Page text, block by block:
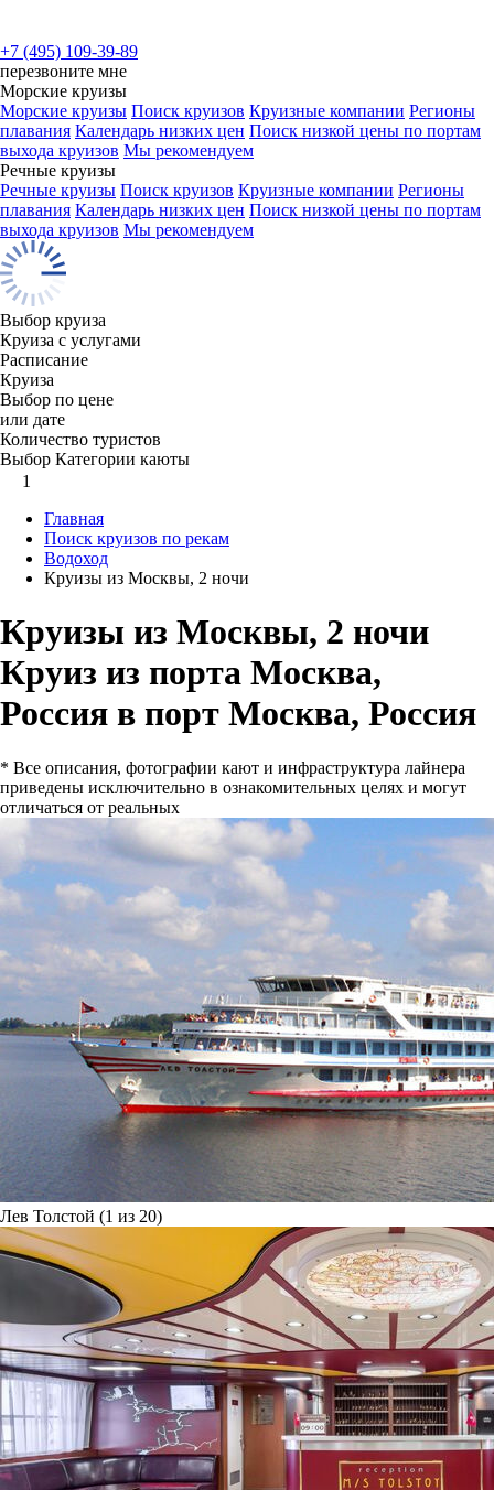
+7 (495) 109-39-89
перезвоните мне
Морские круизы
Морские круизы Поиск круизов Круизные компании Регионы
плавания Календарь низких цен Поиск низкой цены по портам
выхода круизов Мы рекомендуем
Речные круизы
Речные круизы Поиск круизов Круизные компании Регионы
плавания Календарь низких цен Поиск низкой цены по портам
выхода круизов Мы рекомендуем
Выбор круиза
Круиза с услугами
Расписание
Круиза
Выбор по цене
или дате
Количество туристов
Выбор Категории каюты
1
Главная
Поиск круизов по рекам
Водоход
Круизы из Москвы, 2 ночи
Круизы из Москвы, 2 ночи
Круиз из порта Москва,
Россия в порт Москва, Россия
* Все описания, фотографии кают и инфраструктура лайнера
приведены исключительно в ознакомительных целях и могут
отличаться от реальных
Лев Толстой (1 из 20)